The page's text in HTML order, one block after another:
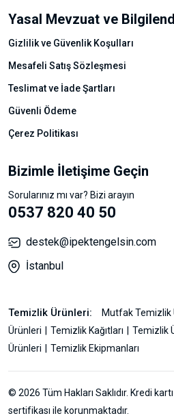
Yasal Mevzuat ve
Gizlilik ve Güvenlik Koşulları
Mesafeli Satış Sözleşmesi
Teslimat ve İade Şartları
Güvenli Ödeme
Çerez Politikası
Bizimle İletişime Geçin
Sorularınız mı var? Bizi arayın
0537 820 40 50
destek@ipektengelsin.com
İstanbul
Temizlik Ürünleri: Mutfak Temizlik
Ürünleri
Temizlik Kağıtları Temizlik
Ürünleri
Temizlik Ekipmanları
© 2026 Tüm Hakları Saklıdır. Kredi
sertifikası ile korunmaktadır.